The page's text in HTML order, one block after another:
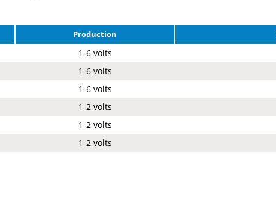
Production
1-6 volts
1-6 volts
1-6 volts
1-2 volts
1-2 volts
1-2 volts